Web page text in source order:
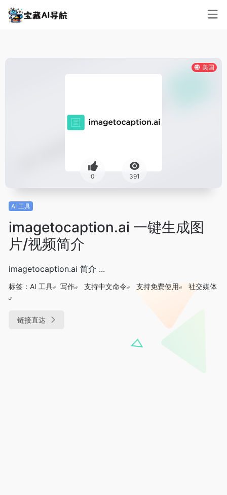
美国
0 391
AI 工具
imagetocaption.ai 一键生成图
片/视频简介
imagetocaption.ai 简介 ...
标签： AI 工具 写作 支持中文命令 支持免费使用 社交媒体
链接直达